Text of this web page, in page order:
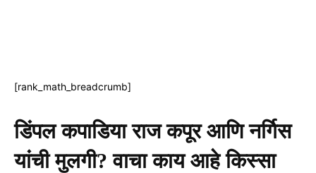
[rank_math_breadcrumb]
डिंपल कपाडिया राज कपूर आणि नर्गिस
यांची मुलगी? वाचा काय आहे किस्सा